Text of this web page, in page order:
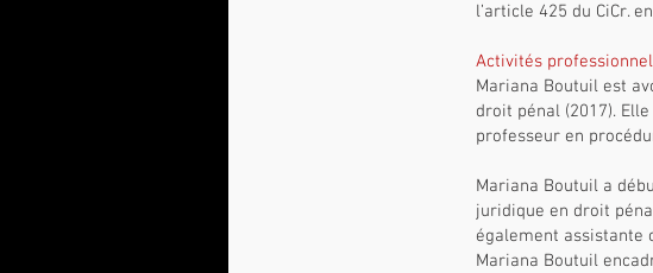
l’article 425 du CiCr.
Activités
Mariana Boutuil est
droit pénal (2017).
professeur en
Mariana Boutuil a
juridique en droit
également assistante
Mariana Boutuil